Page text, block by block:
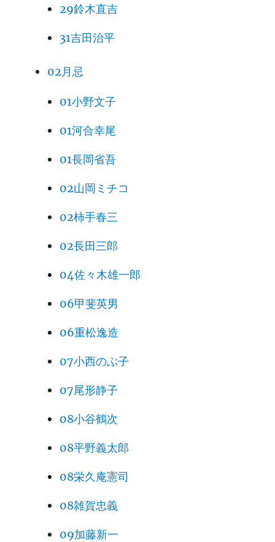
29鈴木直吉
31吉田治平
02月忌
01小野文子
01河合幸尾
01長岡省吾
02山岡ミチコ
02柿手春三
02長田三郎
04佐々木雄一郎
06甲斐英男
06重松逸造
07小西のぶ子
07尾形静子
08小谷鶴次
08平野義太郎
08栄久庵憲司
08雑賀忠義
09加藤新一